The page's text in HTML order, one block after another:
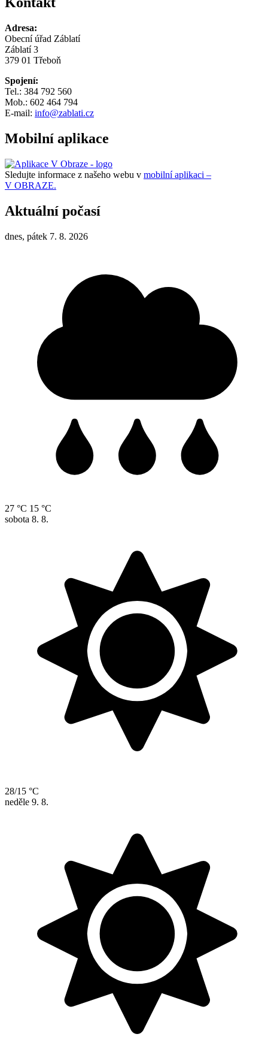
Adresa:
Obecní úřad Záblatí
Záblatí 3
379 01 Třeboň
Spojení:
Tel.: 384 792 560
Mob.: 602 464 794
E-mail: info@zablati.cz
Mobilní aplikace
Sledujte informace z našeho webu v mobilní aplikaci –
V OBRAZE.
Aktuální počasí
dnes, pátek 7. 8. 2026
27 °C 15 °C
sobota 8. 8.
28/15 °C
neděle 9. 8.